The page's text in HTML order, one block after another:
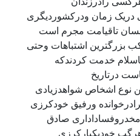
دريک زمان ودرکشورديگری
تاقيامت مجرم است
بزرگترين اشتباهات وحتی
خدمت کردندکه
درتاريخ
نوع اشخاص شواهدزيادی
ورفيق خودکرزی
صادق
خوديکبارکرزی